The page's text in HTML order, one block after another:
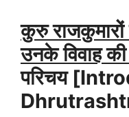
कुरु
उनके विवाह
परिचय